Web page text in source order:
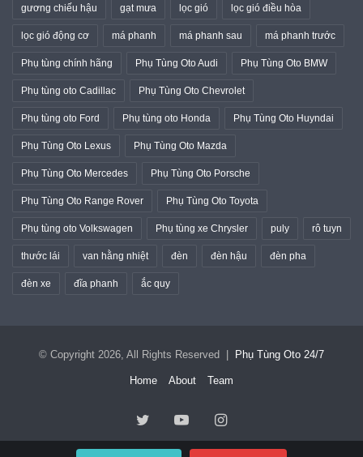
gương chiếu hậu gạt mưa lọc gió lọc gió điều hòa
lọc gió động cơ má phanh má phanh sau má phanh trước
Phụ tùng chính hãng Phụ Tùng Oto Audi Phụ Tùng Oto BMW
Phụ tùng oto Cadillac Phụ Tùng Oto Chevrolet
Phụ tùng oto Ford Phụ tùng oto Honda Phụ Tùng Oto Huyndai
Phụ Tùng Oto Lexus Phụ Tùng Oto Mazda
Phụ Tùng Oto Mercedes Phụ Tùng Oto Porsche
Phụ Tùng Oto Range Rover Phụ Tùng Oto Toyota
Phụ tùng oto Volkswagen Phụ tùng xe Chrysler puly rô tuyn
thước lái van hằng nhiệt đèn đèn hậu đèn pha
đèn xe đĩa phanh ắc quy
© Copyright 2026, All Rights Reserved | Phụ Tùng Oto 24/7
Home About Team
TwitterYouTubeInstagram